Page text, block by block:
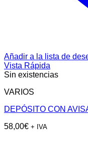
Añadir a la lista de
Vista Rápida
Sin existencias
VARIOS
DEPÓSITO CON
58,00€ + IVA